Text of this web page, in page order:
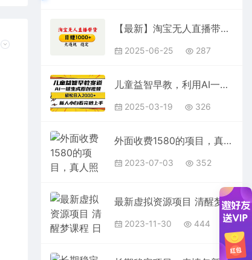
【最新】淘宝无人直播带货，日入1000+，独家技术，无违规无封号，操作简单，长期稳定【揭秘】
2025-06-25 287
儿童益智早教，利用AI一键生成原创视频，日入2000+，小白看完也能秒上手
2025-03-19 326
外面收费1580的项目，真人照片改漫画，一单9.9-19.9，一部手机实现月入过万
2023-07-03 352
最新虚拟资源项目 清醒梦课程 日入600+【内附1.7G资源】
2023-11-30 444